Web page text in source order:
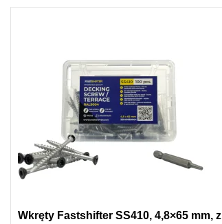
Wkręty Fastshifter SS410, 4,8×65 mm, z